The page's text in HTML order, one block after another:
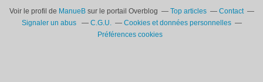
Voir le profil de ManueBsur le portail Overblog Top articles
Contact
Signaler un abus
C.G.U.
Cookies et données personnelles
Préférences cookies